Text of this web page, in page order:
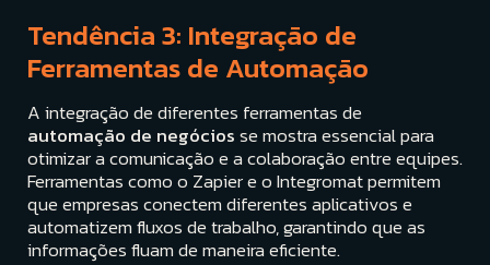
Tendência 3: Integração de
Ferramentas de Automação
A integração de diferentes ferramentas de
automação de negóciosse mostra essencial para
otimizar a comunicação e a colaboração entre equipes.
Ferramentas como o Zapier e o Integromat permitem
que empresas conectem diferentes aplicativos e
automatizem fluxos de trabalho, garantindo que as
informações fluam de maneira eficiente.